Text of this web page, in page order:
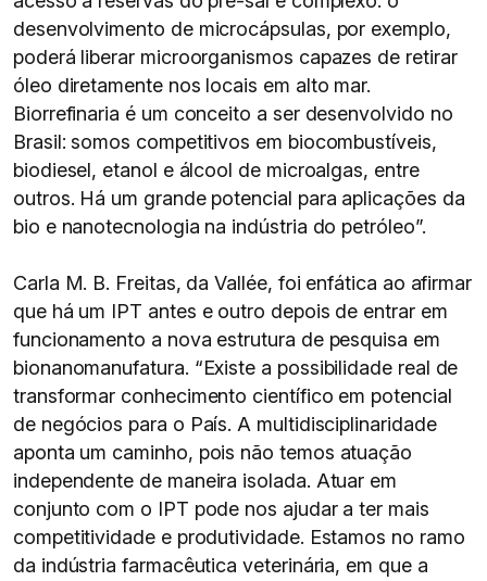
desenvolvimento de microcápsulas, por exemplo,
poderá liberar microorganismos capazes de retirar
óleo diretamente nos locais em alto mar.
Biorrefinaria é um conceito a ser desenvolvido no
Brasil: somos competitivos em biocombustíveis,
biodiesel, etanol e álcool de microalgas, entre
outros. Há um grande potencial para aplicações da
bio e nanotecnologia na indústria do petróleo”.
Carla M. B. Freitas, da Vallée, foi enfática ao afirmar
que há um IPT antes e outro depois de entrar em
funcionamento a nova estrutura de pesquisa em
bionanomanufatura. “Existe a possibilidade real de
transformar conhecimento científico em potencial
de negócios para o País. A multidisciplinaridade
aponta um caminho, pois não temos atuação
independente de maneira isolada. Atuar em
conjunto com o IPT pode nos ajudar a ter mais
competitividade e produtividade. Estamos no ramo
da indústria farmacêutica veterinária, em que a